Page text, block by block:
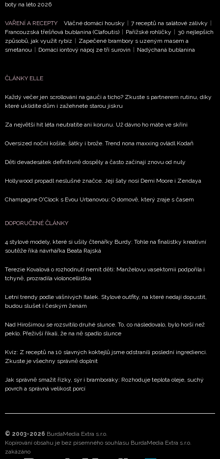
boty na léto 2026
VAŘENÍ A RECEPTY Vláčné domácí housky 7 receptů na salátové zálivky
Francouzská třešňová bublanina (Clafoutis)
Pařížské rohlíčky
30 nejlepších
způsobů, jak využít rybíz
Zapečené brambory s uzeným masem a
smetanou
Domácí iontový nápoj ze tří surovin Nadýchaná bublanina
ČLÁNKY ELLE
Každý večer jen scrollování na gauči a ticho? Zkuste s partnerem rutinu, díky
které uklidíte dům i zažehnete starou jiskru
Za největší hit léta neutratíte ani korunu. Už dávno ho máte ve skříni
Oversized noční košile, šátky i brože. Trend nona maxxing ovládl Kodaň
Děti devadesátek definitivně dospěly a často začínají znovu od nuly
Hollywood propadl neslušné značce. Její šaty nosí Demi Moore i Zendaya
Champagne O'Clock s Evou Urbanovou: O domově, který zraje s časem
DOPORUČENÉ ČLÁNKY
4 stylové modely, které si ušily čtenářky Burdy: Tohle na finalistky kreativní
soutěže říká návrhářka Beata Rajská
Terezie Kovalová o rozhodnutí nemít děti: Manželovu vasektomii podpořila i
tchyně, prozradila violoncellistka
Letní trendy podle vášnivých Italek. Stylové outfity, na které nedají dopustit,
budou slušet i českým ženám
Nad Hirošimou se rozsvítilo druhé slunce. To, co následovalo, bylo horší než
peklo. Přeživší říkali, že na ně spadlo slunce
Kvíz: Z receptů na 10 slavných koktejlů jsme odstranili poslední ingredienci.
Zkuste je všechny správně doplnit
Jak správně smažit řízky, sýr i bramboráky: Rozhoduje teplota oleje, suchý
povrch a správná velikost porcí
© 2003-2026 BurdaMedia Extra s.r.o.
Kopírování obsahu je bez písemného souhlasu BurdaMedia Extra s.r.o.
zakázáno